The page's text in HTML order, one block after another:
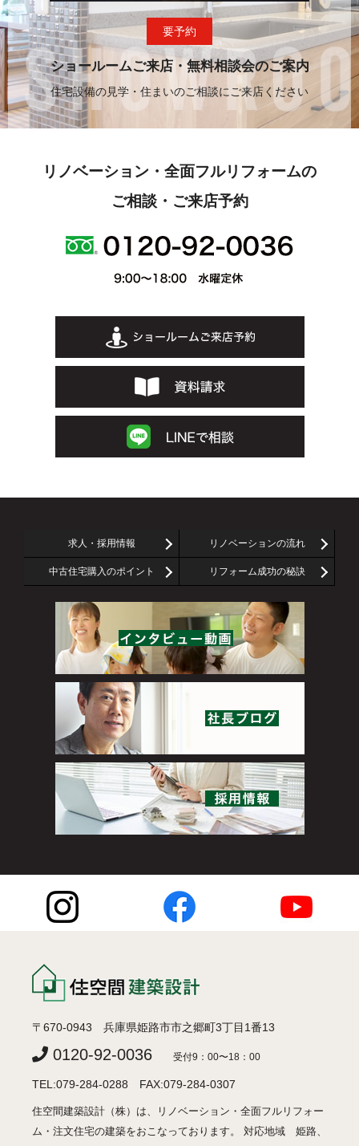
要予約
ショールームご来店・無料相談会のご案内
住宅設備の見学・住まいのご相談にご来店ください
リノベーション・全面フルリフォームの
ご相談・ご来店予約
求人・採用情報 リノベーションの流れ
中古住宅購入のポイント リフォーム成功の秘訣
〒670-0943 兵庫県姫路市市之郷町3丁目1番13
0120-92-0036 受付9：00〜18：00
TEL:079-284-0288 FAX:079-284-0307
住空間建築設計（株）は、リノベーション・全面フルリフォー
ム・注文住宅の建築をおこなっております。 対応地域 姫路、